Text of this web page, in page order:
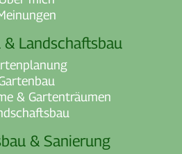
& Landschaftsbau
& Gartenträumen
& Sanierung